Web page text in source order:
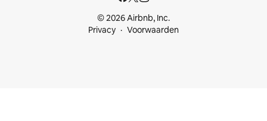
© 2026 Airbnb, Inc.
Privacy
Voorwaarden